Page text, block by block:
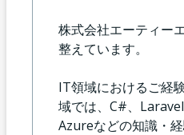
株式会社エーティー
整えています。
IT領域におけるご経
域では、C#、
Azureなどの知識・